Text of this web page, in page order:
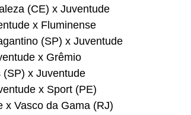
(CE) x Juventude
x Fluminense
(SP) x Juventude
x Grêmio
(SP) x Juventude
x Sport (PE)
x Vasco da Gama (RJ)